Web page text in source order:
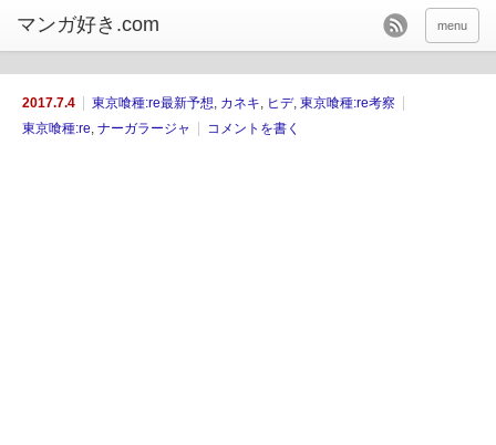
menu
2017.7.4 東京喰種:re最新予想, カネキ, ヒデ, 東京喰種:re考察
東京喰種:re, ナーガラージャ コメントを書く